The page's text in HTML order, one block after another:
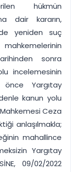
hükmün
dair kararın,
yeniden suç
sonra
incelemesinin
Yargıtay
kanun yolu
Ceza
anlaşılmakla;
mahallince
Yargıtay
09/02/2022